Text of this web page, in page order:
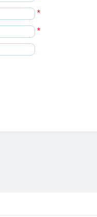
*
*